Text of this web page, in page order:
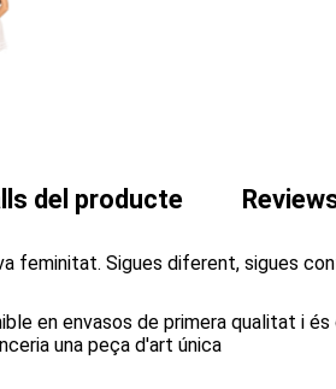
del producte
feminitat. Sigues diferent, sigues
en envasos de primera qualitat i
una peça d'art única